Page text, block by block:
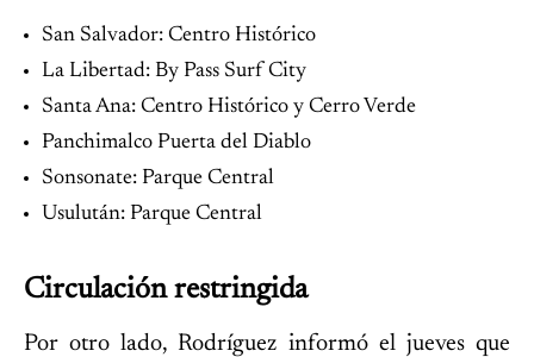
San Salvador: Centro Histórico
La Libertad: By Pass Surf City
Santa Ana: Centro Histórico y Cerro Verde
Panchimalco Puerta del Diablo
Sonsonate: Parque Central
Usulután: Parque Central
Circulación restringida
Por otro lado, Rodríguez informó el jueves que